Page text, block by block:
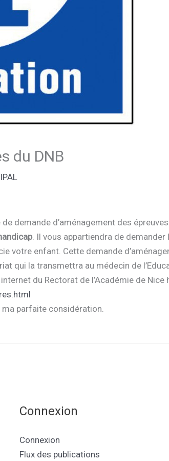
du DNB
demande d’aménagement des
. Il vous appartiendra de
votre enfant. Cette demande
qui la transmettra au médecin de
du Rectorat de l’Académie de
ma parfaite considération.
Connexion
Connexion
Flux des publications